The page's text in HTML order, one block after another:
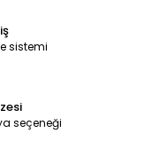
sistemi
seçeneği